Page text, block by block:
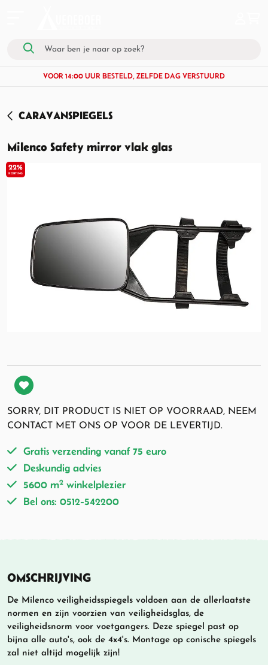
VOOR 14:00 UUR BESTELD, ZELFDE DAG VERSTUURD
CARAVANSPIEGELS
22%
KORTING
Milenco Safety mirror vlak glas
SORRY, DIT PRODUCT IS NIET OP VOORRAAD, NEEM
CONTACT MET ONS OP VOOR DE LEVERTIJD.
Gratis verzending vanaf 75 euro
Deskundig advies
5600 m2 winkelplezier
Bel ons: 0512-542200
OMSCHRIJVING
De Milenco veiligheidsspiegels voldoen aan de allerlaatste
normen en zijn voorzien van veiligheidsglas, de
veiligheidsnorm voor voetgangers. Deze spiegel past op
bijna alle auto's, ook de 4x4's. Montage op conische spiegels
zal niet altijd mogelijk zijn!